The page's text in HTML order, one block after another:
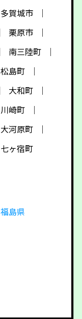
多賀城市
栗原市
南三陸町
松島町
大和町
川崎町
大河原町
七ヶ宿町
福島県